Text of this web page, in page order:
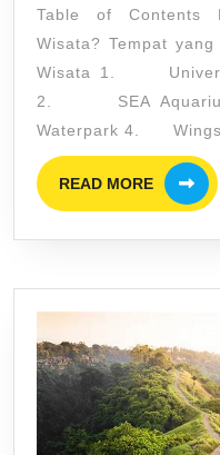
Hutan
Pinus
Healing
Penuh
Alam
Table of Contents
Wisata? Tempat
Wisata 1.
2. SEA
Waterpark 4. Wings
READ MORE